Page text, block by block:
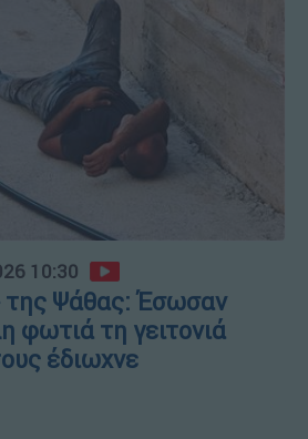
10:30
της Ψάθας: Έσωσαν
φωτιά τη γειτονιά
έδιωχνε